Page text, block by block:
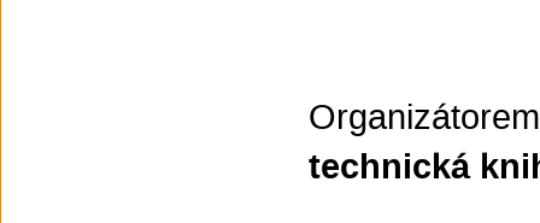
technická